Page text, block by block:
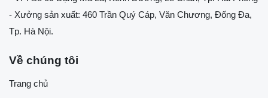
- Xưởng sản xuất: 460 Trần Quý Cáp, Văn Chương, Đống Đa,
Tp. Hà Nội.
Về chúng tôi
Trang chủ